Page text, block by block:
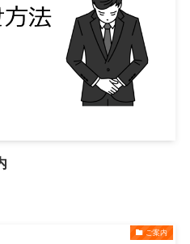
ご案内